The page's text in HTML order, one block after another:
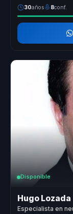
30años 8conf.
Disponible
Hugo Lozada
Especialista en